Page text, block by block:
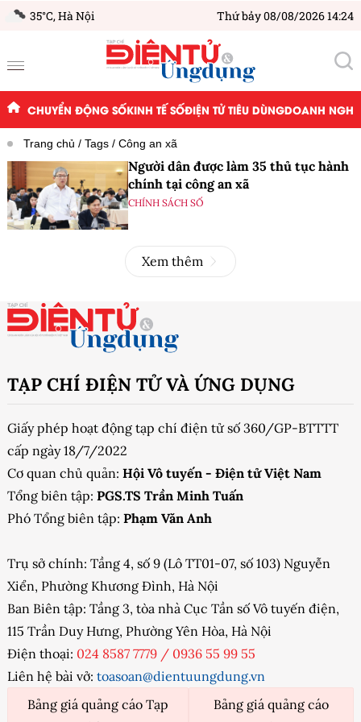
35°C,Hà Nội Thứ bảy 08/08/2026 14:24
CHUYỂN ĐỘNG SỐKINH TẾ SỐĐIỆN TỬ TIÊU DÙNGDOANH
Trang chủ Tags Công an xã
Người dân được làm 35 thủ tục hành
chính tại công an xã
CHÍNH SÁCH SỐ
Xem thêm
TẠP CHÍ ĐIỆN TỬ VÀ ỨNG DỤNG
Giấy phép hoạt động tạp chí điện tử số 360/GP-BTTTT
cấp ngày 18/7/2022
Cơ quan chủ quản: Hội Vô tuyến - Điện tử Việt Nam
Tổng biên tập: PGS.TS Trần Minh Tuấn
Phó Tổng biên tập: Phạm Văn Anh
Trụ sở chính: Tầng 4, số 9 (Lô TT01-07, số 103) Nguyễn
Xiển, Phường Khương Đình, Hà Nội
Ban Biên tập: Tầng 3, tòa nhà Cục Tần số Vô tuyến điện,
115 Trần Duy Hưng, Phường Yên Hòa, Hà Nội
Điện thoại: 024 8587 7779 / 0936 55 99 55
Liên hệ bài vở: toasoan@dientuungdung.vn
Bảng giá quảng cáo Tạp
Bảng giá quảng cáo